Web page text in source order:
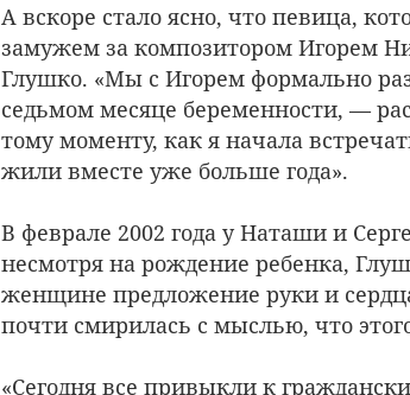
А вскоре стало ясно, что певица,
замужем за композитором Игорем
Глушко. «Мы с Игорем формально
седьмом месяце беременности, —
тому моменту, как я начала
жили вместе уже больше года».
В феврале 2002 года у Наташи и
несмотря на рождение ребенка,
женщине предложение руки и
почти смирилась с мыслью, что
«Сегодня все привыкли к